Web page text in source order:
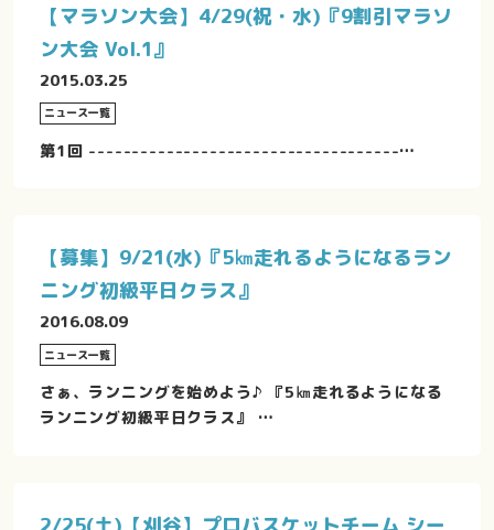
【マラソン大会】4/29(祝・水)『9割引マラソ
ン大会 Vol.1』
2015.03.25
ニュース一覧
第1回 ------------------------------------…
【募集】9/21(水)『5㎞走れるようになるラン
ニング初級平日クラス』
2016.08.09
ニュース一覧
さぁ、ランニングを始めよう♪ 『5㎞走れるようになる
ランニング初級平日クラス』 …